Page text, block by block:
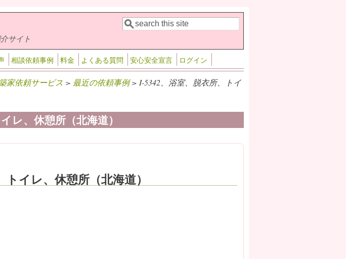
サイト 検索フォーム
検索
相談依頼事例 料金 よくある質問 安心安全宣言 ログイン
家依頼サービス > 最近の依頼事例> I-5342、浴室、脱衣所、トイ
レ、休憩所（北海道）
イレ、休憩所（北海道）